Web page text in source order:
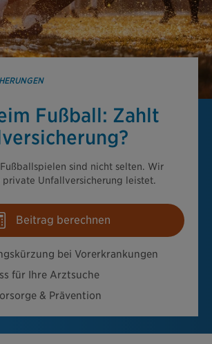
Fußball: Zahlt
sind nicht selten. Wir
private Unfallversicherung leistet.
Beitrag berechnen
bei Vorerkrankungen
für Ihre Arztsuche
& Prävention